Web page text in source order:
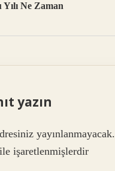
Ne Zaman
yazın
yayınlanmayacak.
ile işaretlenmişlerdir